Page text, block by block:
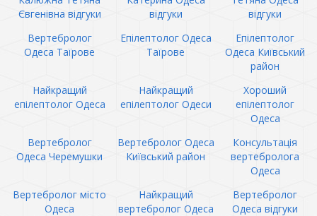
Євгенівна відгуки
відгуки
відгуки
Вертебролог
Одеса Таїрове
Епілептолог Одеса
Таїрове
Епілептолог
Одеса Київський
район
Найкращий
епілептолог Одеса
Найкращий
епілептолог Одеси
Хороший
епілептолог
Одеса
Вертебролог
Одеса Черемушки
Вертебролог Одеса
Київський район
Консультація
вертебролога
Одеса
Вертебролог місто
Одеса
Найкращий
вертебролог Одеса
Вертебролог
Одеса відгуки